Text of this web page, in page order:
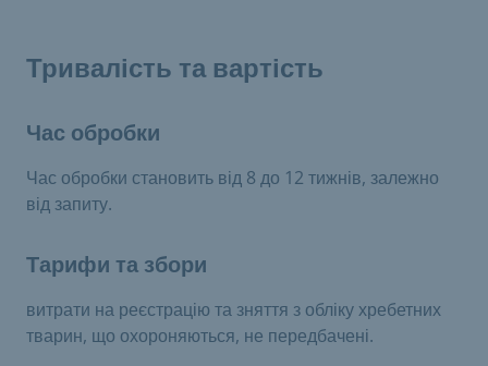
Тривалість та вартість
Час обробки
Час обробки становить від 8 до 12 тижнів, залежно
від запиту.
Тарифи та збори
витрати на реєстрацію та зняття з обліку хребетних
тварин, що охороняються, не передбачені.